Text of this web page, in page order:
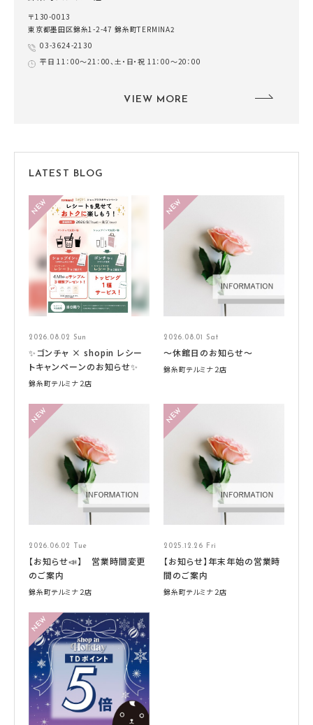
〒130-0013
東京都墨田区錦糸1-2-47 錦糸町TERMINA2
03-3624-2130
平日 11：00～21：00、土・日・祝 11：00～20：00
VIEW MORE
LATEST BLOG
2026.08.02 Sun
✨ゴンチャ × shopin レシー
トキャンペーンのお知らせ✨
錦糸町テルミナ２店
2026.08.01 Sat
～休館日のお知らせ～
錦糸町テルミナ２店
2026.06.02 Tue
【お知らせ📣】 営業時間変更
のご案内
錦糸町テルミナ２店
2025.12.26 Fri
【お知らせ】年末年始の営業時
間のご案内
錦糸町テルミナ２店